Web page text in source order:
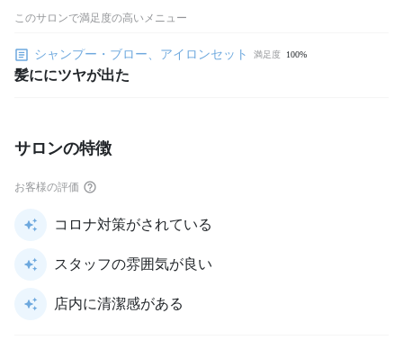
このサロンで満足度の高いメニュー
シャンプー・ブロー、アイロンセット 満足度 100%
髪ににツヤが出た
サロンの特徴
お客様の評価
コロナ対策がされている
スタッフの雰囲気が良い
店内に清潔感がある